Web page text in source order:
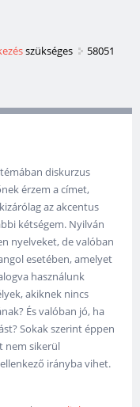
szükséges
58051
diskurzus
érzem a címet,
az akcentus
kétségem. Nyilván
nyelveket, de valóban
esetében, amelyet
használunk
akiknek nincs
És valóban jó, ha
Sokak szerint éppen
nem sikerül
irányba vihet.